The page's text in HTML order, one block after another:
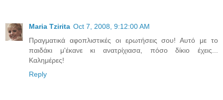
Maria Tzirita Oct 7, 2008, 9:12:00 AM
Πραγματικά αφοπλιστικές οι ερωτήσεις σου! Αυτό με το
παιδάκι μ'έκανε κι ανατρίχιασα, πόσο δίκιο έχεις...
Καλημέρες!
Reply